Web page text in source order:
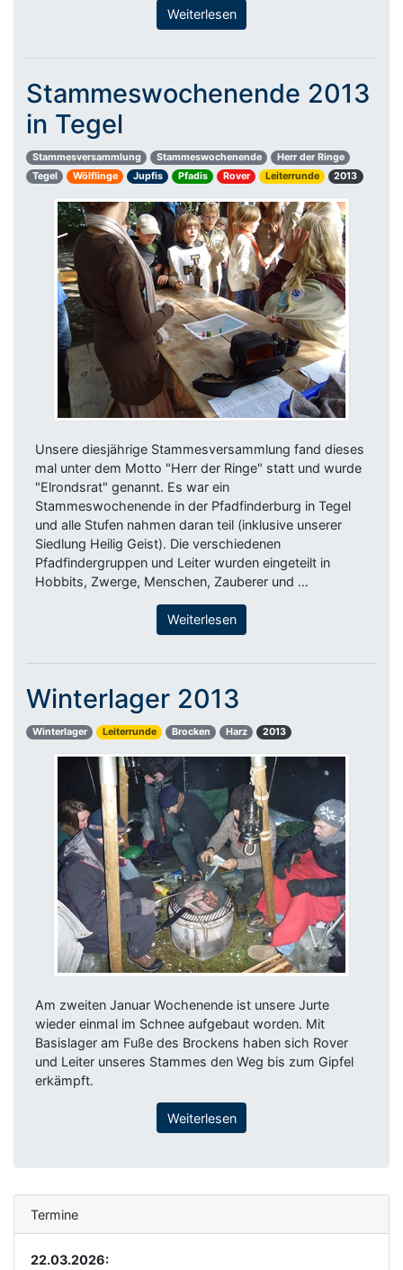
Weiterlesen
Stammeswochenende 2013
in Tegel
Stammesversammlung Stammeswochenende
Herr der Ringe
Tegel
Wölflinge Jupfis Pfadis Rover Leiterrunde 2013
Unsere diesjährige Stammesversammlung fand dieses
mal unter dem Motto "Herr der Ringe" statt und wurde
"Elrondsrat" genannt. Es war ein
Stammeswochenende in der Pfadfinderburg in Tegel
und alle Stufen nahmen daran teil (inklusive unserer
Siedlung Heilig Geist). Die verschiedenen
Pfadfindergruppen und Leiter wurden eingeteilt in
Hobbits, Zwerge, Menschen, Zauberer und …
Weiterlesen
Winterlager 2013
Winterlager Leiterrunde Brocken Harz 2013
Am zweiten Januar Wochenende ist unsere Jurte
wieder einmal im Schnee aufgebaut worden. Mit
Basislager am Fuße des Brockens haben sich Rover
und Leiter unseres Stammes den Weg bis zum Gipfel
erkämpft.
Weiterlesen
Termine
22.03.2026: